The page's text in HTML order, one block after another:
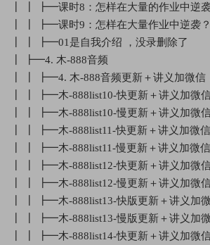
┃ ┃ ┣━课时8：怎样在大量的作业中逆
┃ ┃ ┣━课时9：怎样在大量作业中逆袭
┃ ┃ ┣━01是自我介绍 ，没录删除了
┃ ┣━4. 木-888音频
┃ ┃ ┣━4. 木-888音频更新＋讲义加微信
┃ ┃ ┣━木-888list10-快更新＋讲义加微信
┃ ┃ ┣━木-888list10-慢更新＋讲义加微信
┃ ┃ ┣━木-888list11-快更新＋讲义加微信
┃ ┃ ┣━木-888list11-慢更新＋讲义加微信
┃ ┃ ┣━木-888list12-快更新＋讲义加微信
┃ ┃ ┣━木-888list12-慢更新＋讲义加微信
┃ ┃ ┣━木-888list13-快版更新＋讲义加微
┃ ┃ ┣━木-888list13-慢版更新＋讲义加微
┃ ┃ ┣━木-888list14-快更新＋讲义加微信